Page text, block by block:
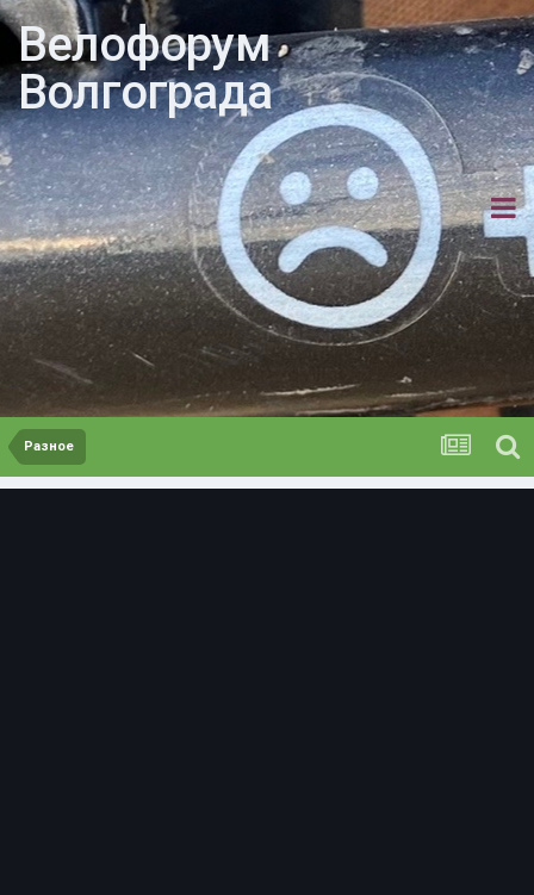
Велофорум
Волгограда
Разное